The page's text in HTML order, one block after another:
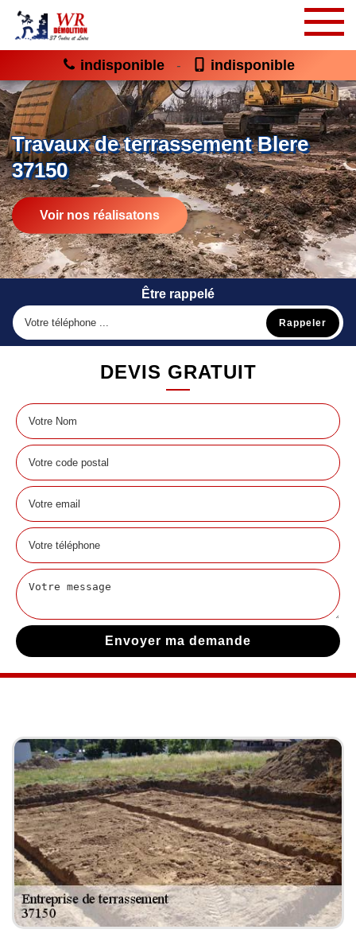
indisponible - indisponible
Travaux de terrassement Blere
37150
Voir nos réalisatons
Être rappelé
DEVIS GRATUIT